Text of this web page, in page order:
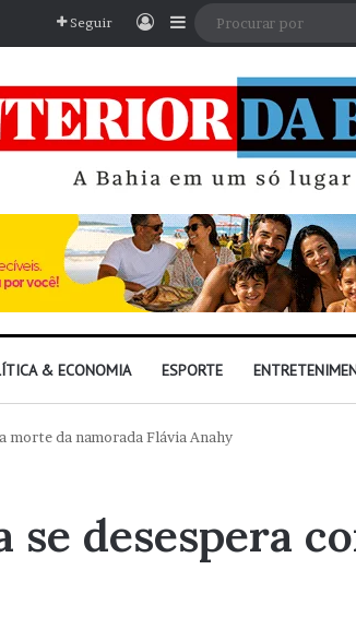
Seguir EntrarBarra Lateral
& ECONOMIA ESPORTE
morte da namorada Flávia Anahy
se desespera